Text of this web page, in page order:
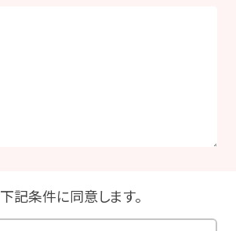
下記条件に同意します。